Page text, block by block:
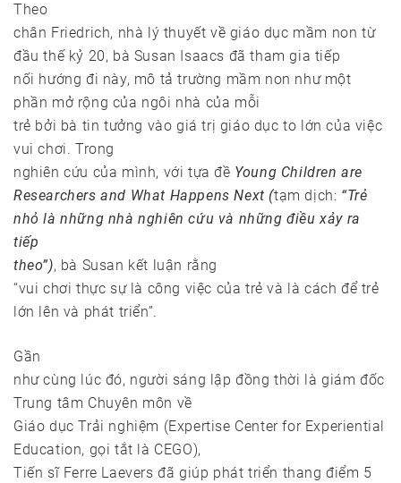
Theo
chân Friedrich, nhà lý thuyết về giáo dục mầm non từ
đầu thế kỷ 20, bà Susan Isaacs đã tham gia tiếp
nối hướng đi này, mô tả trường mầm non như một
phần mở rộng của ngôi nhà của mỗi
trẻ bởi bà tin tưởng vào giá trị giáo dục to lớn của việc
vui chơi. Trong
nghiên cứu của mình, với tựa đề Young Children are
Researchers and What Happens Next (tạm dịch: “Trẻ
nhỏ là những nhà nghiên cứu và những điều xảy ra
tiếp
theo”), bà Susan kết luận rằng
“vui chơi thực sự là công việc của trẻ và là cách để trẻ
lớn lên và phát triển”.
Gần
như cùng lúc đó, người sáng lập đồng thời là giám đốc
Trung tâm Chuyên môn về
Giáo dục Trải nghiệm (Expertise Center for Experiential
Education, gọi tắt là CEGO),
Tiến sĩ Ferre Laevers đã giúp phát triển thang điểm 5